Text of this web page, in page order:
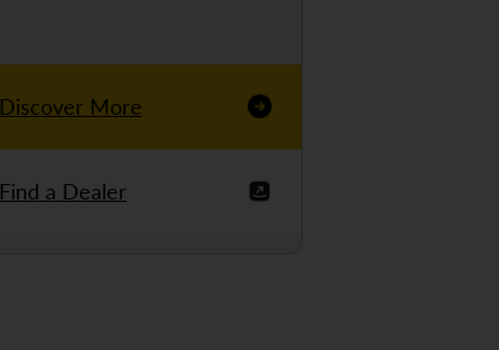
Discover More
Find a Dealer